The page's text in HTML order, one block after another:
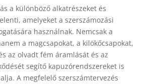
a különböző alkatrészeket és
amelyeket a szerszámozási
használnak. Nemcsak a
a magcsapokat, a kilökőcsapokat,
az olvadt fém áramlását és az
segítő kapuzórendszereket is
A megfelelő szerszámtervezés